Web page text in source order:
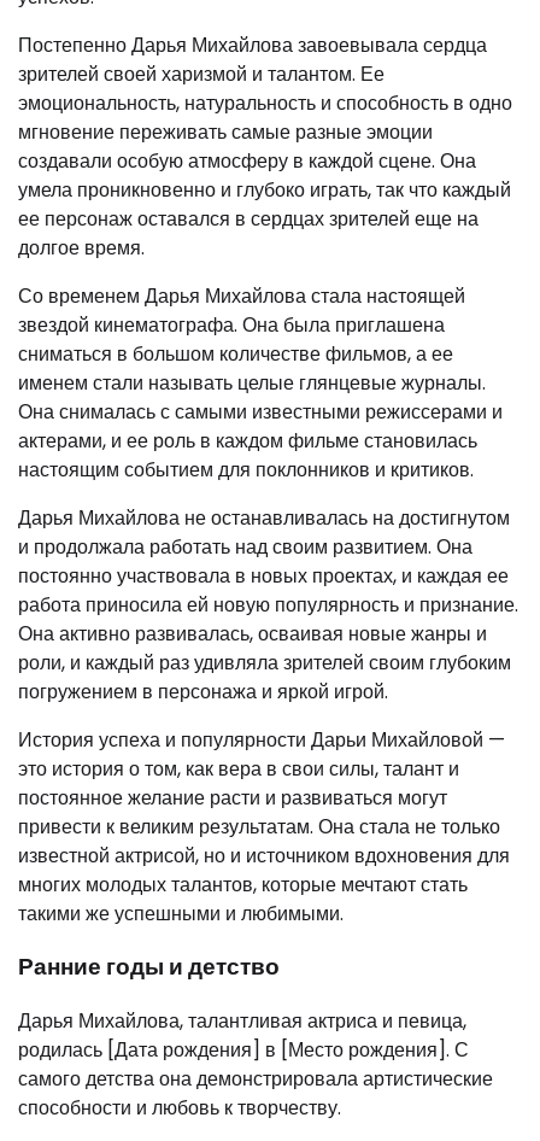
Постепенно Дарья Михайлова завоевывала сердца
зрителей своей харизмой и талантом. Ее
эмоциональность, натуральность и способность в одно
мгновение переживать самые разные эмоции
создавали особую атмосферу в каждой сцене. Она
умела проникновенно и глубоко играть, так что каждый
ее персонаж оставался в сердцах зрителей еще на
долгое время.
Со временем Дарья Михайлова стала настоящей
звездой кинематографа. Она была приглашена
сниматься в большом количестве фильмов, а ее
именем стали называть целые глянцевые журналы.
Она снималась с самыми известными режиссерами и
актерами, и ее роль в каждом фильме становилась
настоящим событием для поклонников и критиков.
Дарья Михайлова не останавливалась на достигнутом
и продолжала работать над своим развитием. Она
постоянно участвовала в новых проектах, и каждая ее
работа приносила ей новую популярность и признание.
Она активно развивалась, осваивая новые жанры и
роли, и каждый раз удивляла зрителей своим глубоким
погружением в персонажа и яркой игрой.
История успеха и популярности Дарьи Михайловой —
это история о том, как вера в свои силы, талант и
постоянное желание расти и развиваться могут
привести к великим результатам. Она стала не только
известной актрисой, но и источником вдохновения для
многих молодых талантов, которые мечтают стать
такими же успешными и любимыми.
Ранние годы и детство
Дарья Михайлова, талантливая актриса и певица,
родилась [Дата рождения] в [Место рождения]. С
самого детства она демонстрировала артистические
способности и любовь к творчеству.